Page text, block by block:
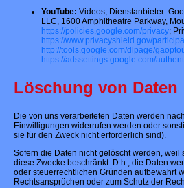
YouTube: Videos; Dienstanbieter:
LLC, 1600 Amphitheatre Parkway,
https://policies.google.com/privacy;
https://www.privacyshield.gov/
http://tools.google.com/dlpage/
https://adssettings.google.com/
Löschung von Daten
Die von uns verarbeiteten Daten werden
Einwilligungen widerrufen werden oder
sie für den Zweck nicht erforderlich sind).
Sofern die Daten nicht gelöscht werden,
diese Zwecke beschränkt. D.h., die Daten
oder steuerrechtlichen Gründen aufbewahrt
Rechtsansprüchen oder zum Schutz der